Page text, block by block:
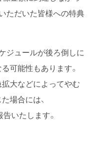
ただいた皆様への特典
ジュールが後ろ倒しに
可能性もあります。
大などによってやむ
場合には、
いたします。